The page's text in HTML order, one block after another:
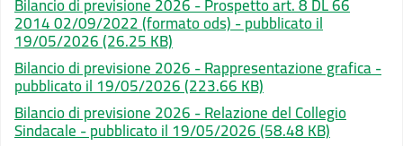
2014 02/09/2022 (formato ods) - pubblicato il
19/05/2026(26.25 KB)
Bilancio di previsione 2026 - Rappresentazione grafica -
pubblicato il 19/05/2026(223.66 KB)
Bilancio di previsione 2026 - Relazione del Collegio
Sindacale - pubblicato il 19/05/2026(58.48 KB)